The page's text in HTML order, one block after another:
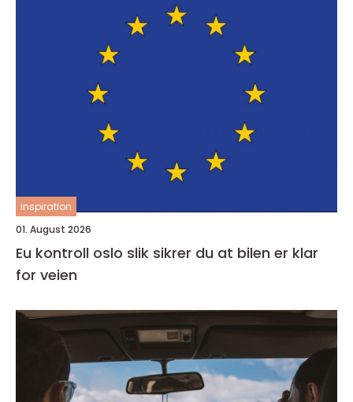
inspiration
01. August 2026
Eu kontroll oslo slik sikrer du at bilen er klar
for veien